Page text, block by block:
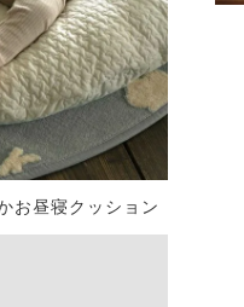
お昼寝クッション